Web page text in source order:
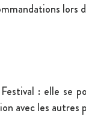
lors
: elle se
avec les autres